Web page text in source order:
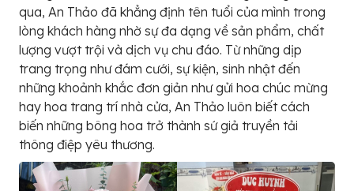
qua, An Thảo đã khẳng định tên tuổi của mình trong
lòng khách hàng nhờ sự đa dạng về sản phẩm, chất
lượng vượt trội và dịch vụ chu đáo. Từ những dịp
trang trọng như đám cưới, sự kiện, sinh nhật đến
những khoảnh khắc đơn giản như gửi hoa chúc mừng
hay hoa trang trí nhà cửa, An Thảo luôn biết cách
biến những bông hoa trở thành sứ giả truyền tải
thông điệp yêu thương.